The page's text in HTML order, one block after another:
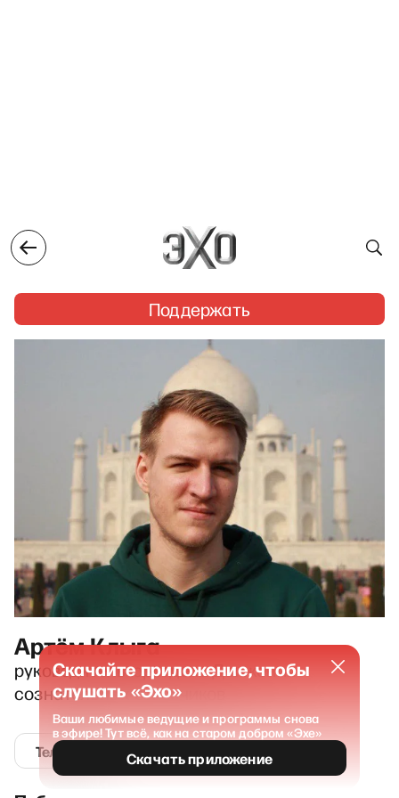
Поддержать
Артём Клыга
руководитель юротдела Движения
сознательных отказчиков
Телеграм
Скачайте приложение, чтобы
слушать «Эхо»
Ваши любимые ведущие и программы снова
в эфире! Тут всё, как на старом добром «Эхе»
Скачать приложение